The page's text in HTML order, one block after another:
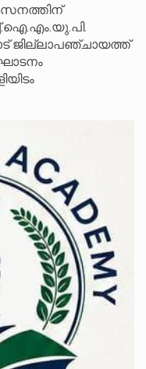
ജില്ലാപഞ്ചായത്ത്